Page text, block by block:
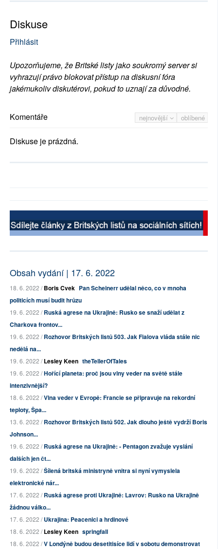
Diskuse
Přihlásit
Upozorňujeme, že Britské listy jako soukromý server si
vyhrazují právo blokovat přístup na diskusní fóra
jakémukoliv diskutérovi, pokud to uznají za důvodné.
nejnovější oblíbené
Komentáře
Diskuse je prázdná.
Obsah vydání | 17. 6. 2022
18. 6. 2022 /Boris Cvek Pan Scheinerr udělal něco, co v mnoha
politicích musí budit hrůzu
19. 6. 2022 /Ruská agrese na Ukrajině: Rusko se snaží udělat z
Charkova frontov...
19. 6. 2022 /Rozhovor Britských listů 503. Jak Fialova vláda stále nic
nedělá na...
19. 6. 2022 /Lesley Keen theTellerOfTales
19. 6. 2022 /Hořící planeta: proč jsou vlny veder na světě stále
intenzivnější?
18. 6. 2022 /Vlna veder v Evropě: Francie se připravuje na rekordní
teploty, Špa...
13. 6. 2022 /Rozhovor Britských listů 502. Jak dlouho ještě vydrží Boris
Johnson...
19. 6. 2022 /Ruská agrese na Ukrajině: - Pentagon zvažuje vyslání
dalších jen čt...
19. 6. 2022 /Šílená britská ministryně vnitra si nyní vymyslela
elektronické nár...
17. 6. 2022 /Ruská agrese proti Ukrajině: Lavrov: Rusko na Ukrajině
žádnou válko...
17. 6. 2022 /Ukrajina: Peacenici a hrdinové
18. 6. 2022 /Lesley Keen springfall
18. 6. 2022 /V Londýně budou desetitisíce lidí v sobotu demonstrovat